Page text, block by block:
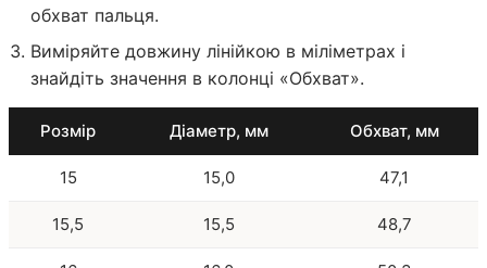
обхват пальця.
Виміряйте довжину лінійкою в міліметрах і
знайдіть значення в колонці «Обхват».
Розмір Діаметр, мм Обхват, мм
15 15,0 47,1
15,5 15,5 48,7